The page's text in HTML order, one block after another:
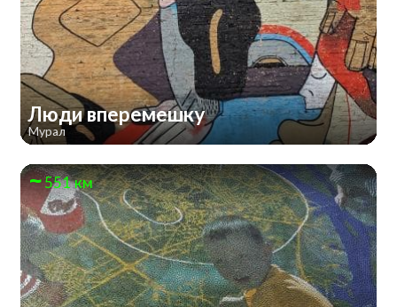
Люди вперемешку
Мурал
551 км